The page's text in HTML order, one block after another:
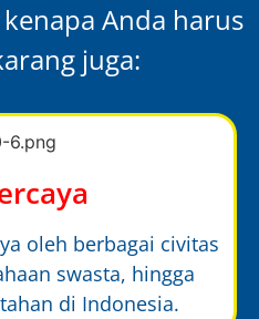
Anda harus
juga:
oleh berbagai civitas
swasta, hingga
di Indonesia.